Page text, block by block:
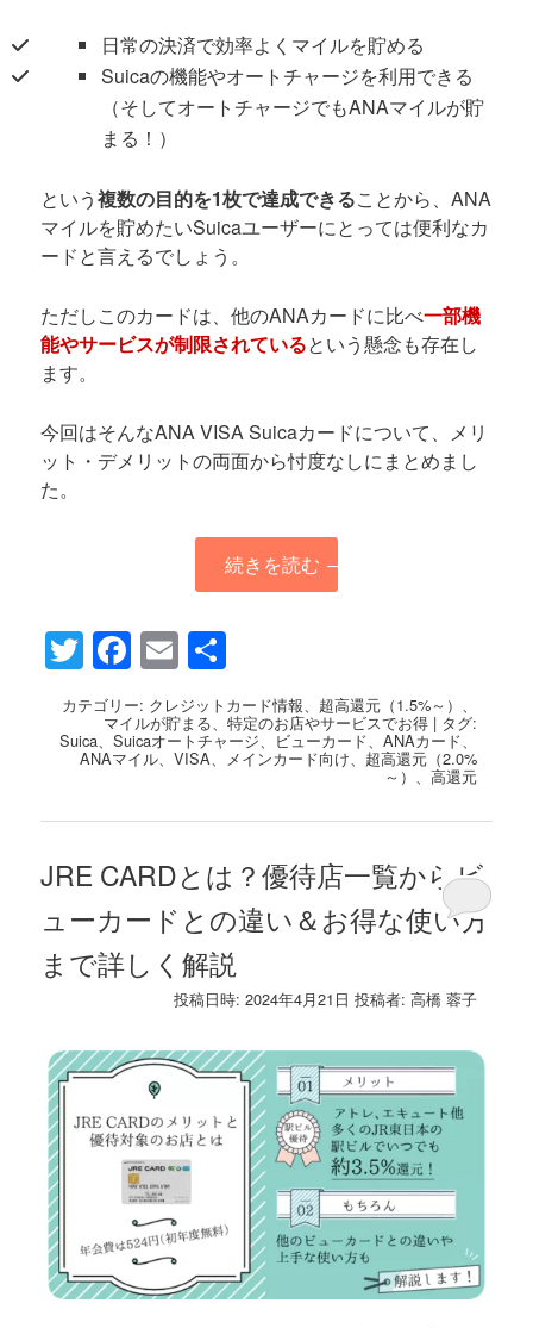
日常の決済で効率よくマイルを貯める
Suicaの機能やオートチャージを利用できる
（そしてオートチャージでもANAマイルが貯
まる！）
という複数の目的を1枚で達成できることから、ANA
マイルを貯めたいSuicaユーザーにとっては便利なカ
ードと言えるでしょう。
ただしこのカードは、他のANAカードに比べ一部機
能やサービスが制限されているという懸念も存在し
ます。
今回はそんなANA VISA Suicaカードについて、メリ
ット・デメリットの両面から忖度なしにまとめまし
た。
続きを読む →
Twitter
Facebook
Email
有
カテゴリー: クレジットカード情報、 超高還元（1.5%～） 、
マイルが貯まる、特定のお店やサービスでお得 | タグ:
Suica、Suicaオートチャージ、 ビューカード、ANAカード、
ANAマイル、VISA、 メインカード向け、 超高還元（2.0%
～） 、高還元
JRE CARDとは？優待店一覧からビ
ューカードとの違い＆お得な使い方
まで詳しく解説
投稿日時:2024年4月21日 投稿者:高橋 蓉子